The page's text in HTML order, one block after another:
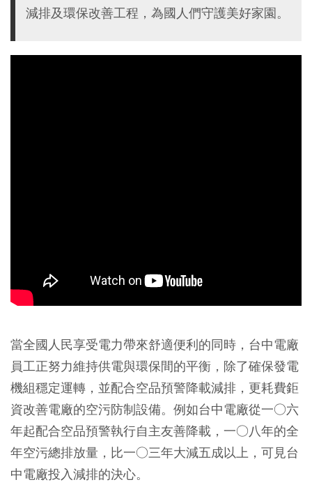
減排及環保改善工程，為國人們守護美好家園。
當全國人民享受電力帶來舒適便利的同時，台中電廠
員工正努力維持供電與環保間的平衡，除了確保發電
機組穩定運轉，並配合空品預警降載減排，更耗費鉅
資改善電廠的空污防制設備。例如台中電廠從一○六
年起配合空品預警執行自主友善降載，一○八年的全
年空污總排放量，比一○三年大減五成以上，可見台
中電廠投入減排的決心。